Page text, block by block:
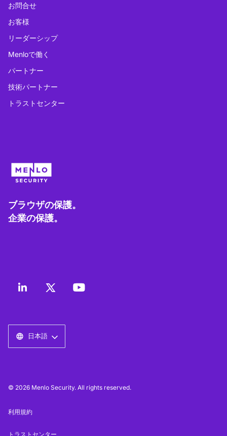
お問合せ
お客様
リーダーシップ
Menloで働く
パートナー
技術パートナー
トラストセンター
ブラウザの保護。
企業の保護。
日本語
© 2026 Menlo Security. All rights reserved.
利用規約
トラストセンター